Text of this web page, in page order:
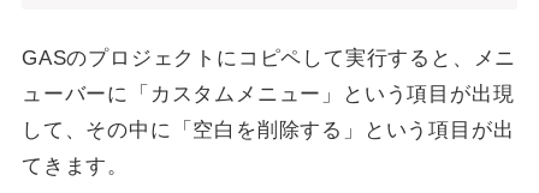
GASのプロジェクトにコピペして実行すると、メニ
ューバーに「カスタムメニュー」という項目が出現
して、その中に「空白を削除する」という項目が出
てきます。